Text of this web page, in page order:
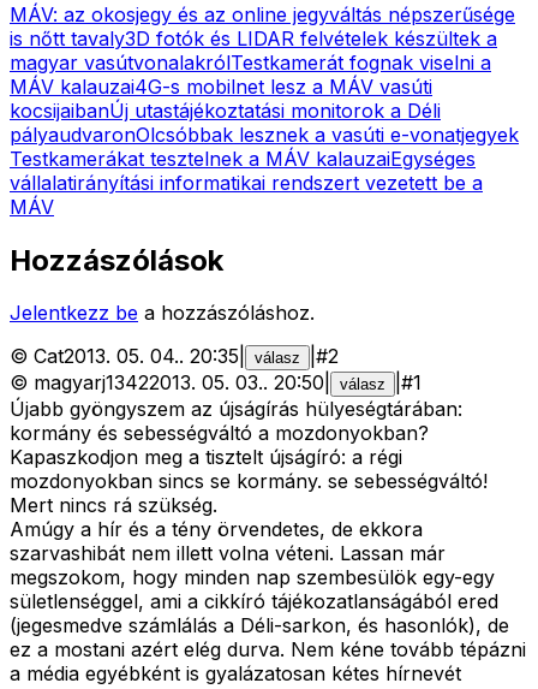
MÁV: az okosjegy és az online jegyváltás népszerűsége
is nőtt tavaly3D fotók és LIDAR felvételek készültek a
magyar vasútvonalakrólTestkamerát fognak viselni a
MÁV kalauzai4G-s mobilnet lesz a MÁV vasúti
kocsijaibanÚj utastájékoztatási monitorok a Déli
pályaudvaronOlcsóbbak lesznek a vasúti e-vonatjegyek
Testkamerákat tesztelnek a MÁV kalauzaiEgységes
vállalatirányítási informatikai rendszert vezetett be a
MÁV
Hozzászólások
Jelentkezz be a hozzászóláshoz.
© Cat2013. 05. 04.. 20:35 válasz #2
© magyarj13422013. 05. 03.. 20:50 válasz #1
Újabb gyöngyszem az újságírás hülyeségtárában:
kormány és sebességváltó a mozdonyokban?
Kapaszkodjon meg a tisztelt újságíró: a régi
mozdonyokban sincs se kormány. se sebességváltó!
Mert nincs rá szükség.
Amúgy a hír és a tény örvendetes, de ekkora
szarvashibát nem illett volna véteni. Lassan már
megszokom, hogy minden nap szembesülök egy-egy
sületlenséggel, ami a cikkíró tájékozatlanságából ered
(jegesmedve számlálás a Déli-sarkon, és hasonlók), de
ez a mostani azért elég durva. Nem kéne tovább tépázni
a média egyébként is gyalázatosan kétes hírnevét